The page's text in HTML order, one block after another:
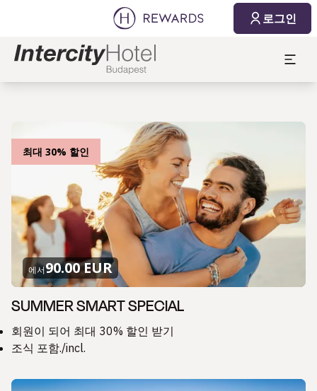
로그인
최대 30% 할인
에서90.00 EUR
SUMMER SMART SPECIAL
회원이 되어 최대 30% 할인 받기
조식 포함./incl.